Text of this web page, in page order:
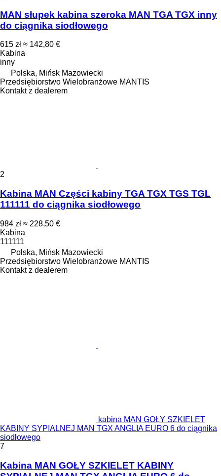
MAN słupek kabina szeroka MAN TGA TGX inny
do ciągnika siodłowego
615 zł ≈ 142,80 €
Kabina
inny
Polska, Mińsk Mazowiecki
Przedsiębiorstwo Wielobranżowe MANTIS
Kontakt z dealerem
2
Kabina MAN Części kabiny TGA TGX TGS TGL
111111 do ciągnika siodłowego
984 zł ≈ 228,50 €
Kabina
111111
Polska, Mińsk Mazowiecki
Przedsiębiorstwo Wielobranżowe MANTIS
Kontakt z dealerem
kabina MAN GOŁY SZKIELET
KABINY SYPIALNEJ MAN TGX ANGLIA EURO 6 do ciągnika
siodłowego
7
Kabina MAN GOŁY SZKIELET KABINY